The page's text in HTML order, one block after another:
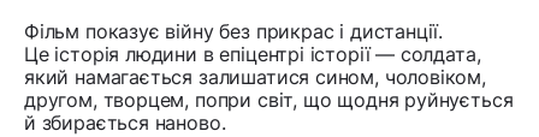
Фільм показує війну без прикрас і дистанції.
Це історія людини в епіцентрі історії — солдата,
який намагається залишатися сином, чоловіком,
другом, творцем, попри світ, що щодня руйнується
й збирається наново.